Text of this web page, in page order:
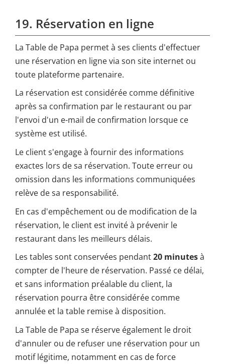
19. Réservation en ligne
La Table de Papa permet à ses clients d'effectuer
une réservation en ligne via son site internet ou
toute plateforme partenaire.
La réservation est considérée comme définitive
après sa confirmation par le restaurant ou par
l'envoi d'un e-mail de confirmation lorsque ce
système est utilisé.
Le client s'engage à fournir des informations
exactes lors de sa réservation. Toute erreur ou
omission dans les informations communiquées
relève de sa responsabilité.
En cas d'empêchement ou de modification de la
réservation, le client est invité à prévenir le
restaurant dans les meilleurs délais.
Les tables sont conservées pendant20 minutesà
compter de l'heure de réservation. Passé ce délai,
et sans information préalable du client, la
réservation pourra être considérée comme
annulée et la table remise à disposition.
La Table de Papa se réserve également le droit
d'annuler ou de refuser une réservation pour un
motif légitime, notamment en cas de force